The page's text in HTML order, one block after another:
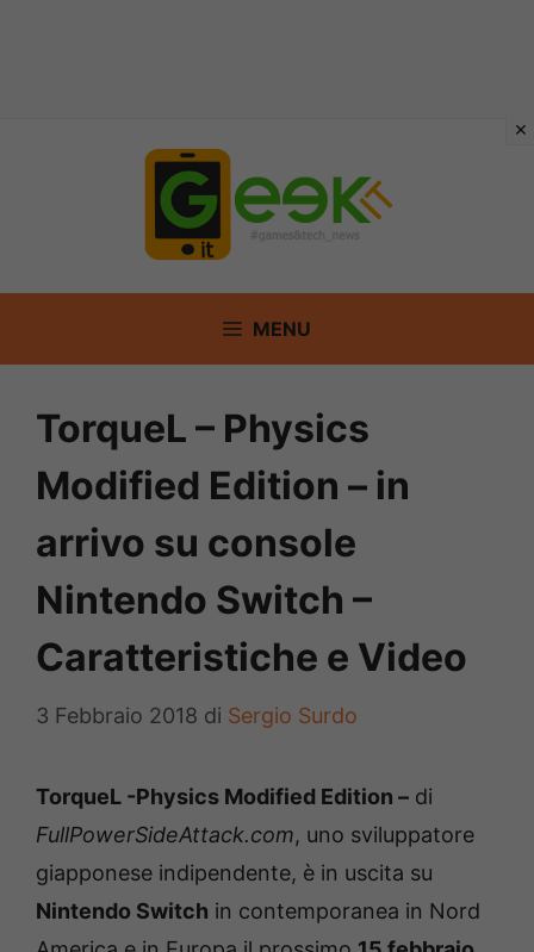
MENU
TorqueL – Physics
Modified Edition – in
arrivo su console
Nintendo Switch –
Caratteristiche e Video
3 Febbraio 2018 di Sergio Surdo
TorqueL -Physics Modified Edition – di
FullPowerSideAttack.com, uno sviluppatore
giapponese indipendente, è in uscita su
Nintendo Switch in contemporanea in Nord